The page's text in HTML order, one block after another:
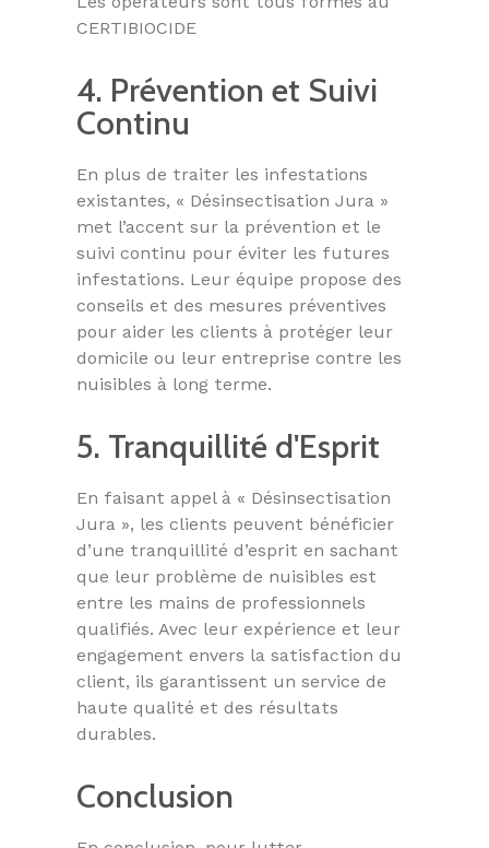
CERTIBIOCIDE
4. Prévention et Suivi
Continu
En plus de traiter les infestations
existantes, « Désinsectisation Jura »
met l’accent sur la prévention et le
suivi continu pour éviter les futures
infestations. Leur équipe propose des
conseils et des mesures préventives
pour aider les clients à protéger leur
domicile ou leur entreprise contre les
nuisibles à long terme.
5. Tranquillité d'Esprit
En faisant appel à « Désinsectisation
Jura », les clients peuvent bénéficier
d’une tranquillité d’esprit en sachant
que leur problème de nuisibles est
entre les mains de professionnels
qualifiés. Avec leur expérience et leur
engagement envers la satisfaction du
client, ils garantissent un service de
haute qualité et des résultats
durables.
Conclusion